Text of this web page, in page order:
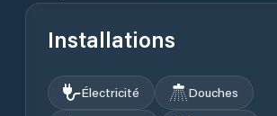
Installations
Électricité
Douches